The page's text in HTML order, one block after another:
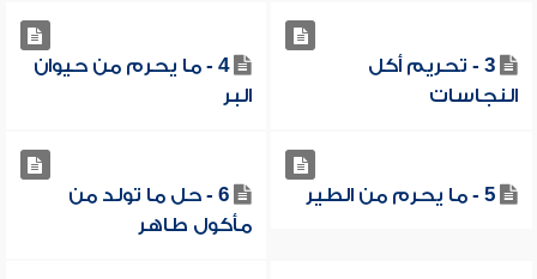
3 - تحريم أكل
النجاسات
4 - ما يحرم من حيوان
البر
5 - ما يحرم من الطير
6 - حل ما تولد من
مأكول طاهر